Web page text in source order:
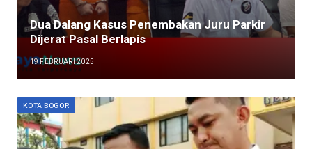
Dua Dalang Kasus Penembakan Juru Parkir
Dijerat Pasal Berlapis
19 FEBRUARI 2025
KOTA BOGOR